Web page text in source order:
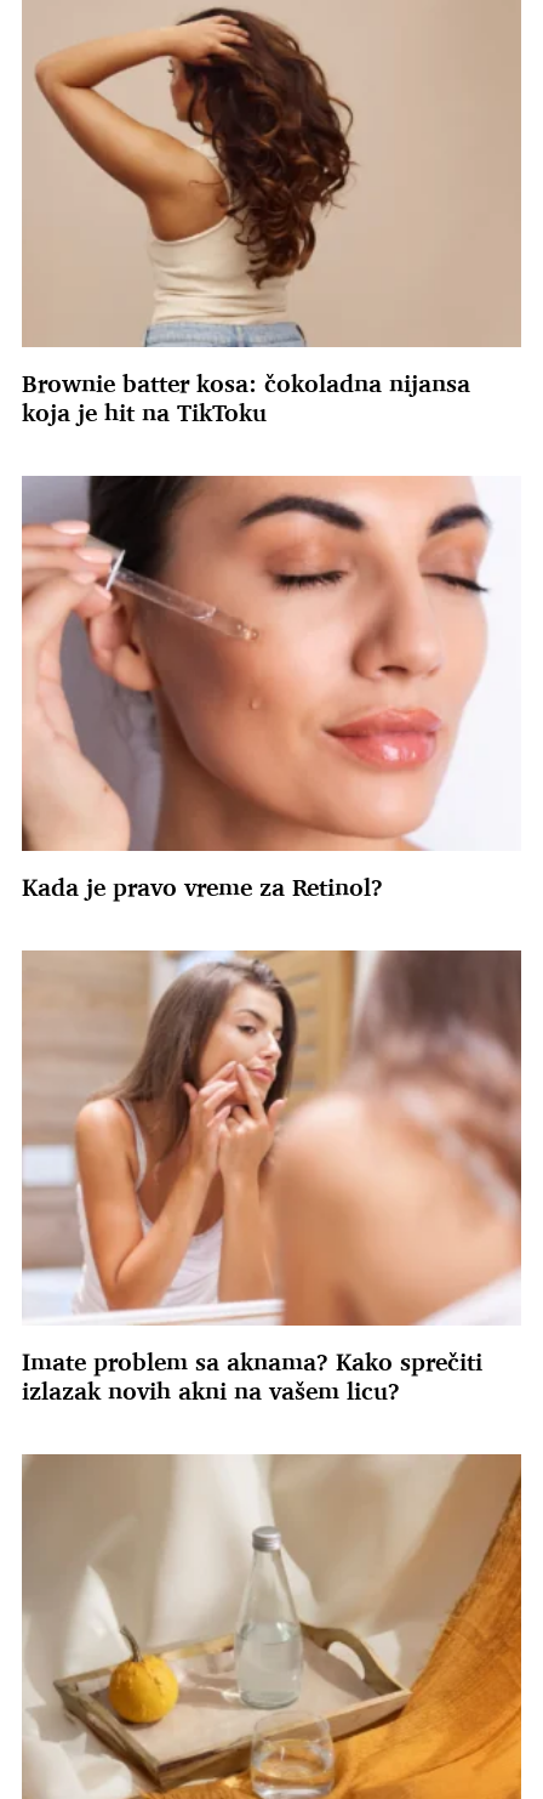
Brownie batter kosa: čokoladna nijansa
koja je hit na TikToku
Kada je pravo vreme za Retinol?
Imate problem sa aknama? Kako sprečiti
izlazak novih akni na vašem licu?